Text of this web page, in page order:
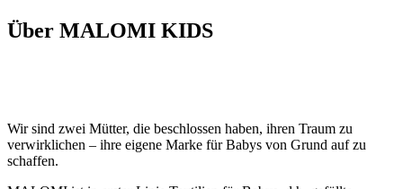
Über MALOMI KIDS
Wir sind zwei Mütter, die beschlossen haben, ihren Traum zu
verwirklichen – ihre eigene Marke für Babys von Grund auf zu
schaffen.